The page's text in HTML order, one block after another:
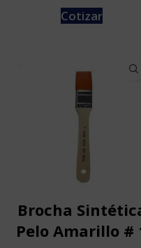
Cotizar
Brocha
Pelo Amarillo #